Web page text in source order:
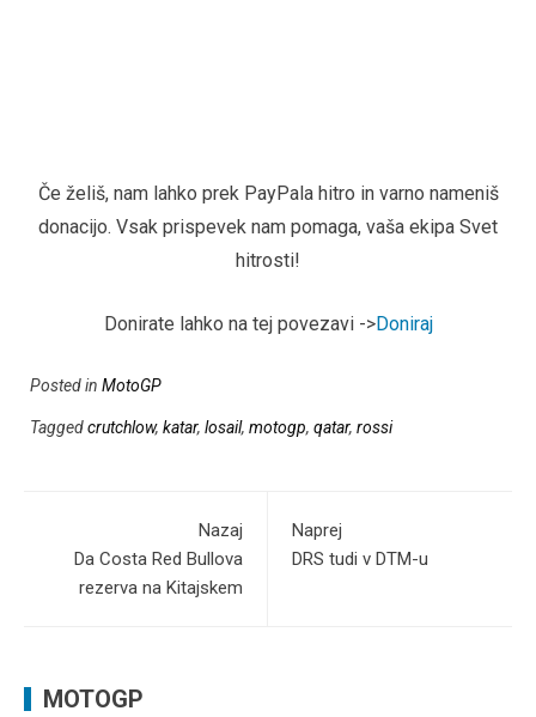
Če želiš, nam lahko prek PayPala hitro in varno nameniš
donacijo. Vsak prispevek nam pomaga, vaša ekipa Svet
hitrosti!
Donirate lahko na tej povezavi ->Doniraj
Posted in MotoGP
Taggedcrutchlow, katar, losail, motogp, qatar, rossi
Nazaj
Da Costa Red Bullova
rezerva na Kitajskem
Naprej
DRS tudi v DTM-u
MOTOGP